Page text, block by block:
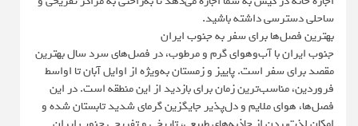
ساحلی دسترسی داشته باشید.
بهترین فصل‌ها برای سفر به جنوب ایران
جنوب ایران با آب‌وهوای گرم و مرطوب، در فصل‌های سرد سال بهترین
مقصد برای سفر است. پاییز و زمستان به‌ویژه از اوایل آبان تا اواسط
فروردین، مناسب‌ترین زمان برای بازدید از این منطقه است. در این
فصل‌ها، هوای ملایم و دل‌پذیر جایگزین گرمای شدید تابستان شده و